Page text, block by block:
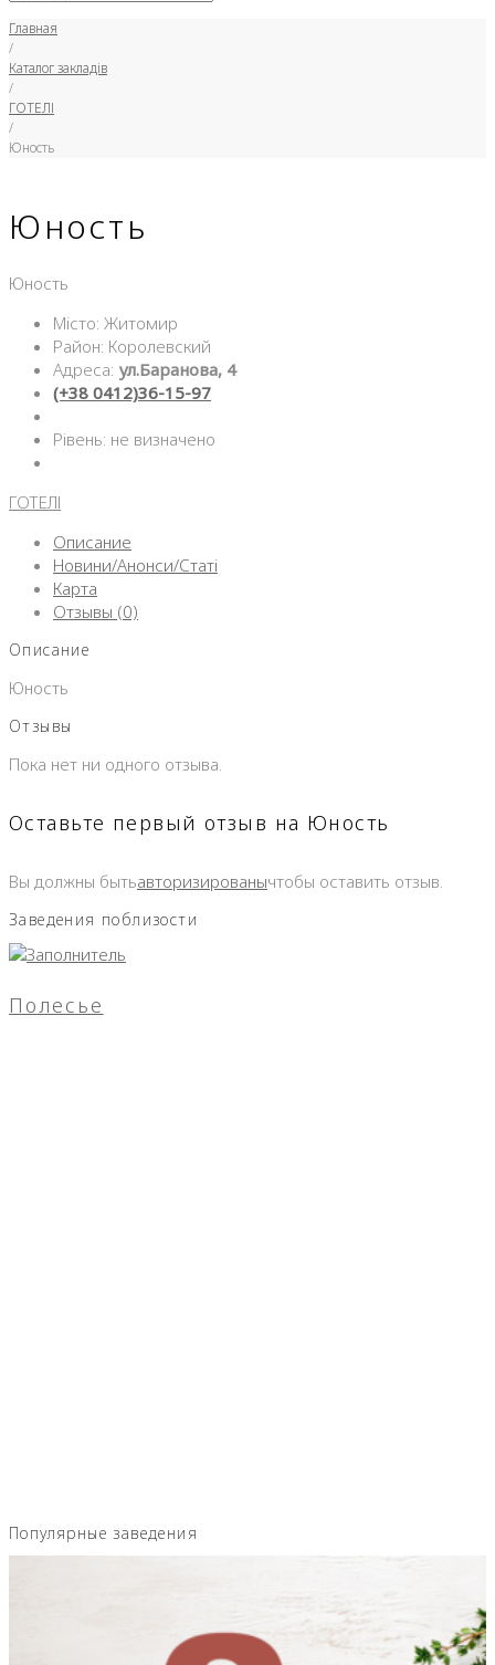
Главная
/
Каталог закладів
/
ГОТЕЛІ
/
Юность
Юность
Юность
Місто: Житомир
Район: Королевский
Адреса: ул.Баранова, 4
(+38 0412)36-15-97
Рівень: не визначено
ГОТЕЛІ
Описание
Новини/Анонси/Статі
Карта
Отзывы (0)
Описание
Юность
Отзывы
Пока нет ни одного отзыва.
Оставьте первый отзыв на Юность
Вы должны бытьавторизированычтобы оставить отзыв.
Заведения поблизости
Полесье
Популярные заведения